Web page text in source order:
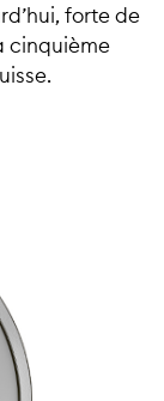
forte de
cinquième